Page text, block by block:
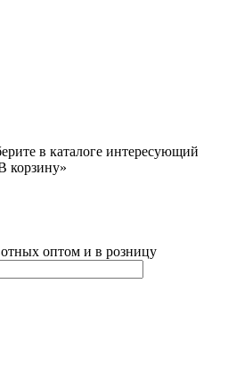
в каталоге интересующий
корзину»
оптом и в розницу